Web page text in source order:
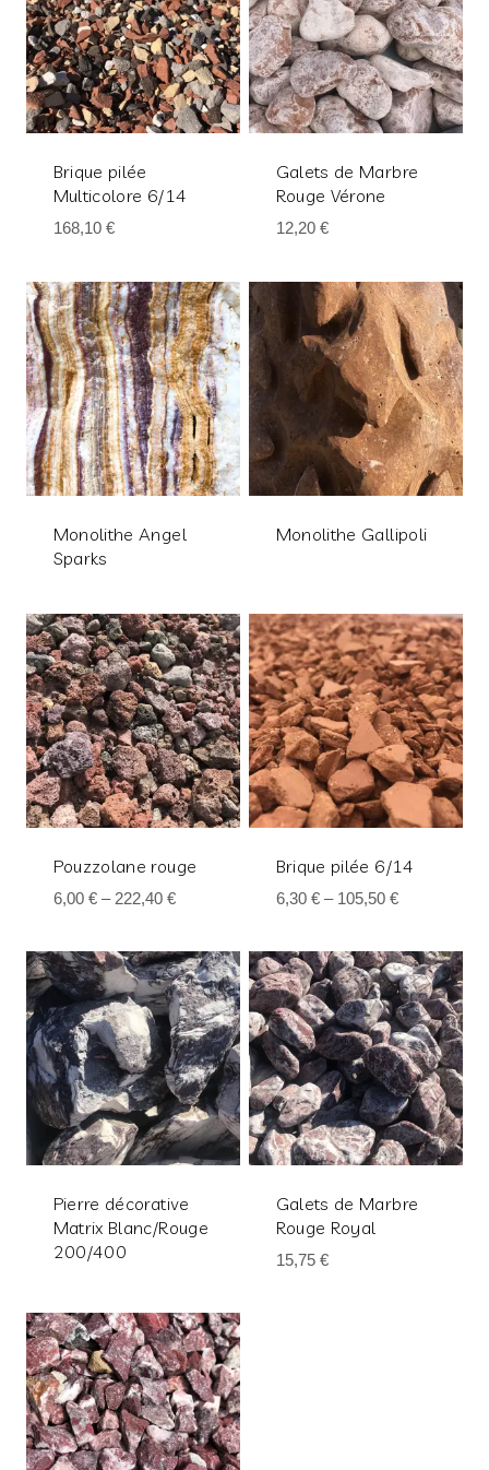
Brique pilée
Multicolore 6/14
168,10 €
Galets de Marbre
Rouge Vérone
12,20 €
Monolithe Angel
Sparks
Monolithe Gallipoli
Pouzzolane rouge
6,00 €– 222,40 €
Brique pilée 6/14
6,30 €– 105,50 €
Pierre décorative
Matrix Blanc/Rouge
200/400
Galets de Marbre
Rouge Royal
15,75 €